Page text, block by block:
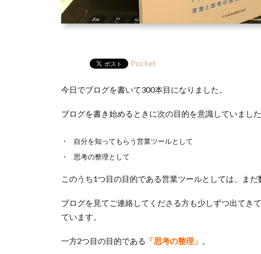
Pocket
今日でブログを書いて300本目になりました。
ブログを書き始めるときに次の目的を意識していました
自分を知ってもらう営業ツールとして
思考の整理として
このうち1つ目の目的である営業ツールとしては、ま
ブログを見てご連絡してくださる方も少しずつ出てき
ています。
一方2つ目の目的である 「思考の整理」 。